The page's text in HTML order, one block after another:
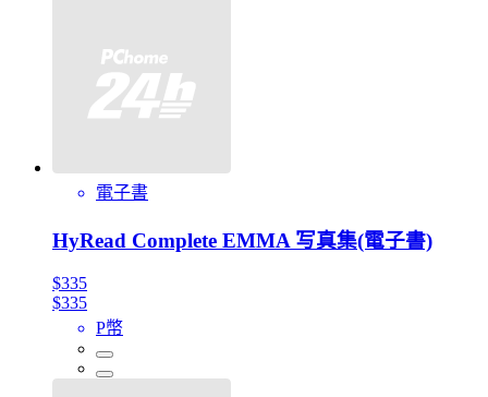
電子書
HyRead Complete EMMA 写真集(電子書)
$335
$335
P幣